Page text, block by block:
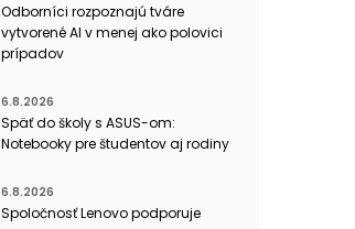
Odborníci rozpoznajú tváre
vytvorené AI v menej ako polovici
prípadov
6.8.2026
Späť do školy s ASUS-om:
Notebooky pre študentov aj rodiny
6.8.2026
Spoločnosť Lenovo podporuje